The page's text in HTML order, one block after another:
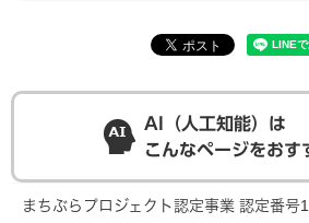
AI（人工知能）は
こんなページをおす
まちぶらプロジェクト認定事業 認定番号